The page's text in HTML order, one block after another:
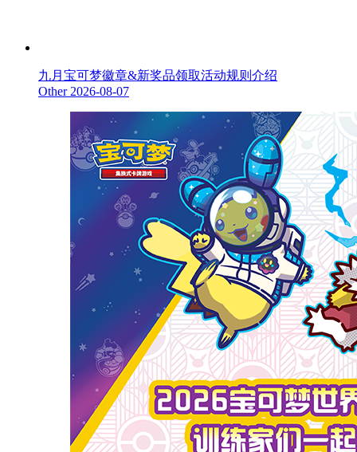
九月宝可梦徽章&新奖品领取活动规则介绍
Other 2026-08-07